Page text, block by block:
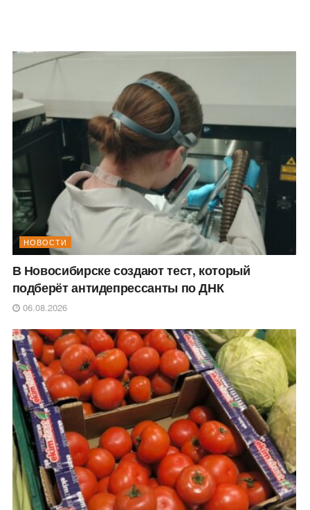
НОВОСТИ
В Новосибирске создают тест, который
подберёт антидепрессанты по ДНК
06.08.2026